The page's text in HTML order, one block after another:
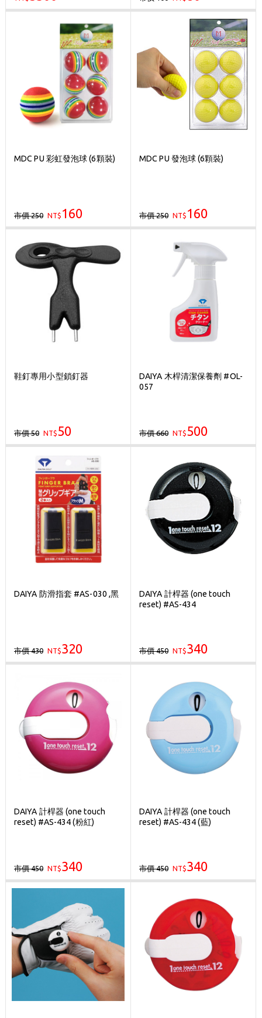
MDC PU 彩虹發泡球 (6顆裝)
市價 250 NT$ 160
MDC PU 發泡球 (6顆裝)
市價 250 NT$ 160
鞋釘專用小型鎖釘器
市價 50 NT$50
DAIYA 木桿清潔保養劑 #OL-
057
市價 660 NT$500
DAIYA 防滑指套 #AS-030 ,黑
市價 430 NT$320
DAIYA 計桿器 (one touch
reset) #AS-434
市價 450 NT$340
DAIYA 計桿器 (one touch
reset) #AS-434 (粉紅)
市價 450 NT$340
DAIYA 計桿器 (one touch
reset) #AS-434 (藍)
市價 450 NT$340